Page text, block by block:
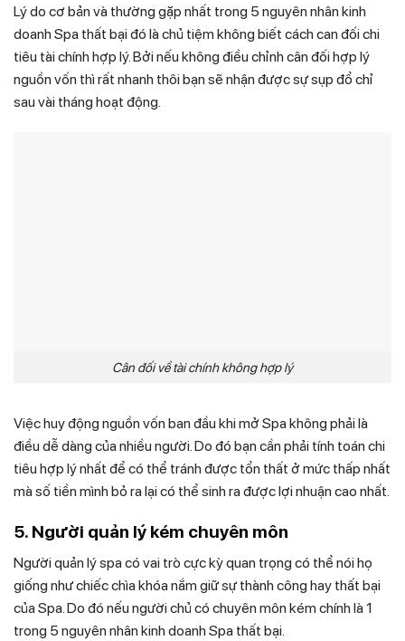
Lý do cơ bản và thường gặp nhất trong 5 nguyên nhân kinh
doanh Spa thất bại đó là chủ tiệm không biết cách can đối chi
tiêu tài chính hợp lý. Bởi nếu không điều chỉnh cân đối hợp lý
nguồn vốn thì rất nhanh thôi bạn sẽ nhận được sự sụp đổ chỉ
sau vài tháng hoạt động.
Cân đối về tài chính không hợp lý
Việc huy động nguồn vốn ban đầu khi mở Spa không phải là
điều dễ dàng của nhiều người. Do đó bạn cần phải tính toán chi
tiêu hợp lý nhất để có thể tránh được tổn thất ở mức thấp nhất
mà số tiền mình bỏ ra lại có thể sinh ra được lợi nhuận cao nhất.
5. Người quản lý kém chuyên môn
Người quản lý spa có vai trò cực kỳ quan trọng có thể nói họ
giống như chiếc chìa khóa nắm giữ sự thành công hay thất bại
của Spa. Do đó nếu người chủ có chuyên môn kém chính là 1
trong 5 nguyên nhân kinh doanh Spa thất bại.